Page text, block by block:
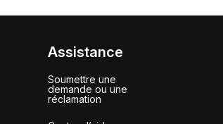
Assistance
Soumettre une
demande ou une
réclamation